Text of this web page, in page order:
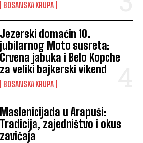
BOSANSKA KRUPA
Jezerski domaćin 10.
jubilarnog Moto susreta:
Crvena jabuka i Belo Kopche
za veliki bajkerski vikend
BOSANSKA KRUPA
Maslenicijada u Arapuši:
Tradicija, zajedništvo i okus
zavičaja